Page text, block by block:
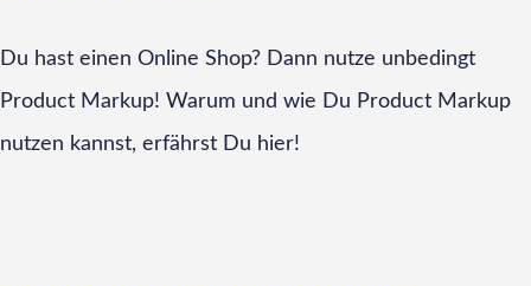
Du hast einen Online Shop? Dann nutze unbedingt
Product Markup! Warum und wie Du Product Markup
nutzen kannst, erfährst Du hier!